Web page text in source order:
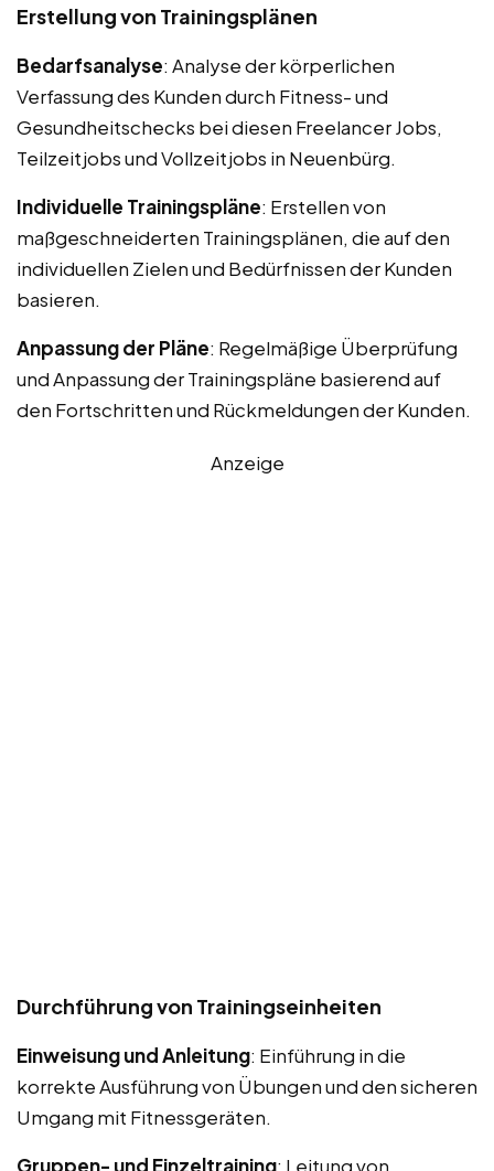
Erstellung von Trainingsplänen
Bedarfsanalyse: Analyse der körperlichen
Verfassung des Kunden durch Fitness- und
Gesundheitschecks bei diesen Freelancer Jobs,
Teilzeitjobs und Vollzeitjobs in Neuenbürg.
Individuelle Trainingspläne: Erstellen von
maßgeschneiderten Trainingsplänen, die auf den
individuellen Zielen und Bedürfnissen der Kunden
basieren.
Anpassung der Pläne: Regelmäßige Überprüfung
und Anpassung der Trainingspläne basierend auf
den Fortschritten und Rückmeldungen der Kunden.
Anzeige
Durchführung von Trainingseinheiten
Einweisung und Anleitung: Einführung in die
korrekte Ausführung von Übungen und den sicheren
Umgang mit Fitnessgeräten.
Gruppen- und Einzeltraining: Leitung von